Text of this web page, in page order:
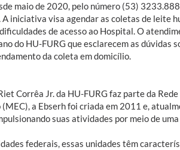
maio de 2020, pelo número (53)
iniciativa visa agendar as coletas de leite
de acesso ao Hospital. O
do HU-FURG que esclarecem as dúvidas
da coleta em domicílio.
Corrêa Jr. da HU-FURG faz parte da
a Ebserh foi criada em 2011 e,
suas atividades por meio de
federais, essas unidades têm